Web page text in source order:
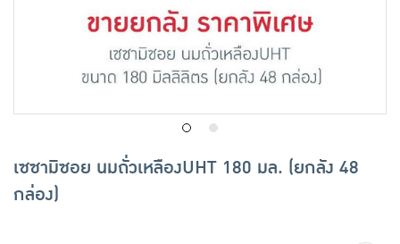
อาหารสด ผัก ผลไม้และเบเกอรี่
เซซามิซอย นมถั่วเหลืองUHT 180 มล. (ยกลัง 48
กล่อง)